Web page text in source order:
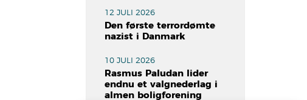
12 JULI 2026
Den første terrordømte
nazist i Danmark
10 JULI 2026
Rasmus Paludan lider
endnu et valgnederlag i
almen boligforening